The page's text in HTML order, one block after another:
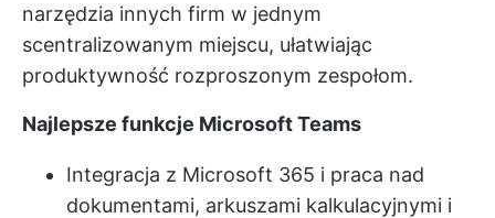
narzędzia innych firm w jednym
scentralizowanym miejscu, ułatwiając
produktywność rozproszonym zespołom.
Najlepsze funkcje Microsoft Teams
Integracja z Microsoft 365 i praca nad
dokumentami, arkuszami kalkulacyjnymi i